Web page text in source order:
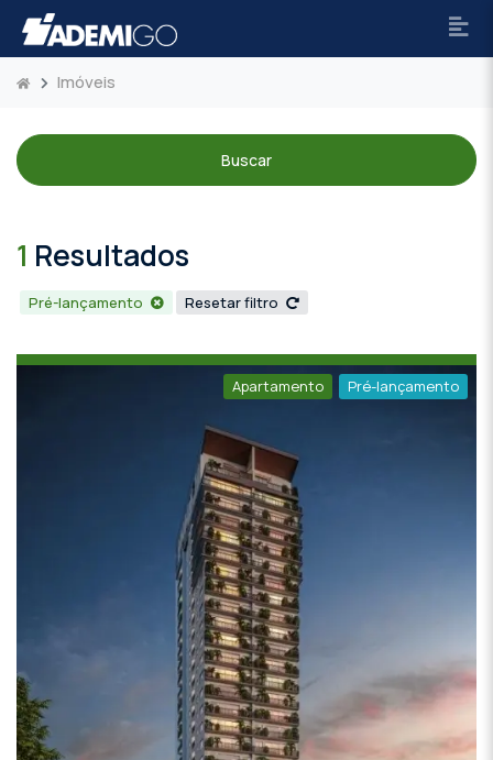
Imóveis
Buscar
1 Resultados
Pré-lançamento Resetar filtro
Apartamento Pré-lançamento